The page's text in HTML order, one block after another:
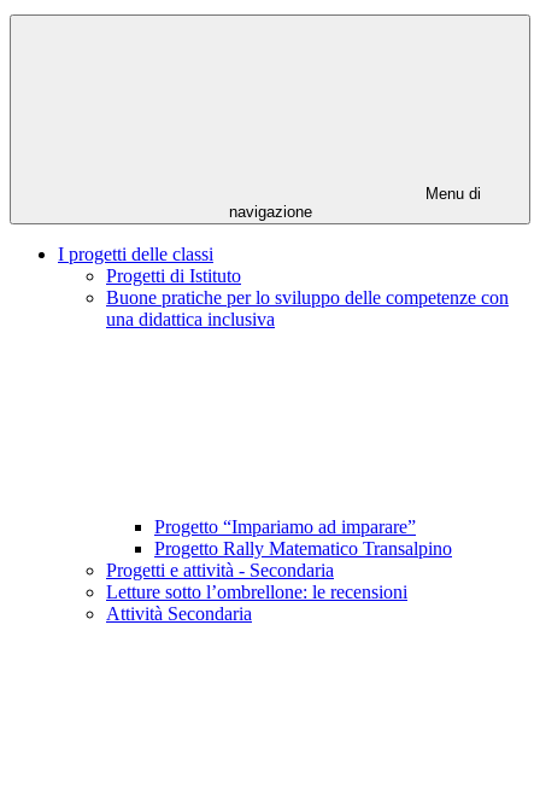
Menu di
navigazione
I progetti delle classi
Progetti di Istituto
Buone pratiche per lo sviluppo delle competenze con
una didattica inclusiva
Progetto “Impariamo ad imparare”
Progetto Rally Matematico Transalpino
Progetti e attività - Secondaria
Letture sotto l’ombrellone: le recensioni
Attività Secondaria